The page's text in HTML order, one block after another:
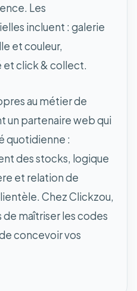
Les
incluent : galerie
et couleur,
click & collect.
au métier de
un partenaire web qui
quotidienne :
des stocks, logique
et relation de
Chez Clickzou,
maîtriser les codes
concevoir vos